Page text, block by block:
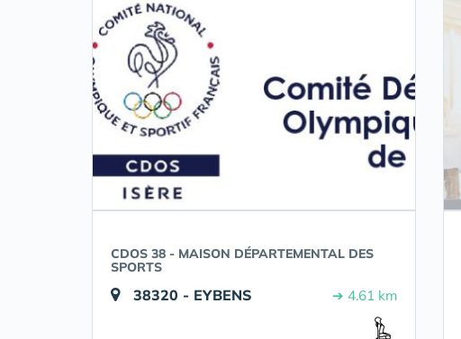
CDOS 38 - MAISON DÉPARTEMENTAL DES
SPORTS
38320 - EYBENS ➔ 4.61 km